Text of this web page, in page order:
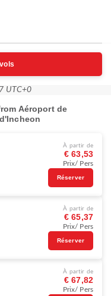
UTC+0
Aéroport de
À partir de
€ 63,53
Prix/ Pers
Réserver
À partir de
€ 65,37
Prix/ Pers
Réserver
À partir de
€ 67,82
Prix/ Pers